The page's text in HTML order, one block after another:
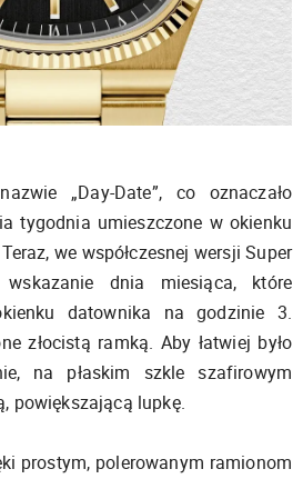
„Day-Date”, co oznaczało
tygodnia umieszczone w okienku
we współczesnej wersji Super
dnia miesiąca, które
datownika na godzinie 3.
złocistą ramką. Aby łatwiej było
na płaskim szkle szafirowym
powiększającą lupkę.
prostym, polerowanym ramionom